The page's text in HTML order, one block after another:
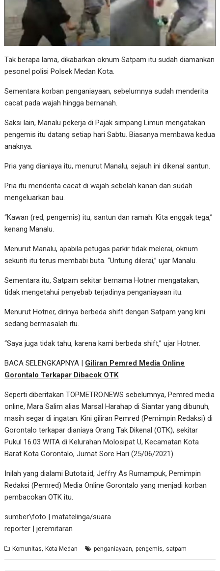
Tak berapa lama, dikabarkan oknum Satpam itu sudah diamankan
pesonel polisi Polsek Medan Kota.
Sementara korban penganiayaan, sebelumnya sudah menderita
cacat pada wajah hingga bernanah.
Saksi lain, Manalu pekerja di Pajak simpang Limun mengatakan
pengemis itu datang setiap hari Sabtu. Biasanya membawa kedua
anaknya.
Pria yang dianiaya itu, menurut Manalu, sejauh ini dikenal santun.
Pria itu menderita cacat di wajah sebelah kanan dan sudah
mengeluarkan bau.
“Kawan (red, pengemis) itu, santun dan ramah. Kita enggak tega,”
kenang Manalu.
Menurut Manalu, apabila petugas parkir tidak melerai, oknum
sekuriti itu terus membabi buta. “Untung dilerai,” ujar Manalu.
Sementara itu, Satpam sekitar bernama Hotner mengatakan,
tidak mengetahui penyebab terjadinya penganiayaan itu.
Menurut Hotner, dirinya berbeda shift dengan Satpam yang kini
sedang bermasalah itu.
“Saya juga tidak tahu, karena kami berbeda shift,” ujar Hotner.
BACA SELENGKAPNYA | Giliran Pemred Media Online
Gorontalo Terkapar Dibacok OTK
Seperti diberitakan TOPMETRO.NEWS sebelumnya, Pemred media
online, Mara Salim alias Marsal Harahap di Siantar yang dibunuh,
masih segar di ingatan. Kini giliran Pemred (Pemimpin Redaksi) di
Gorontalo terkapar dianiaya Orang Tak Dikenal (OTK), sekitar
Pukul 16.03 WITA di Kelurahan Molosipat U, Kecamatan Kota
Barat Kota Gorontalo, Jumat Sore Hari (25/06/2021).
Inilah yang dialami Butota.id, Jeffry As Rumampuk, Pemimpin
Redaksi (Pemred) Media Online Gorontalo yang menjadi korban
pembacokan OTK itu.
sumber\foto | matatelinga/suara
reporter | jeremitaran
Komunitas,Kota Medan penganiayaan,pengemis, satpam